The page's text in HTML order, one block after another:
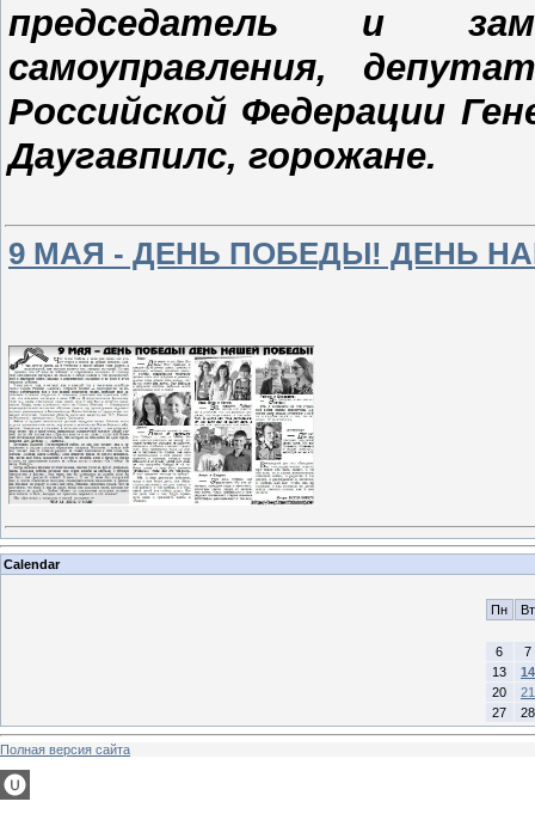
председатель и
самоуправления,
Российской Федерации
Даугавпилс, горожане.
9 МАЯ - ДЕНЬ ПОБЕДЫ! ДЕНЬ
Calendar
Пн Вт
6
7
13
14
20
21
27
28
Полная версия сайта